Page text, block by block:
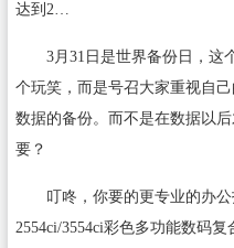
达到2…
3月31日是世界备份日，这
个玩笑，而是号召大家重视自
数据的备份。而不是在数据以
要？
叮咚，你要的更专业的办公
2554ci/3554ci彩色多功能数码复